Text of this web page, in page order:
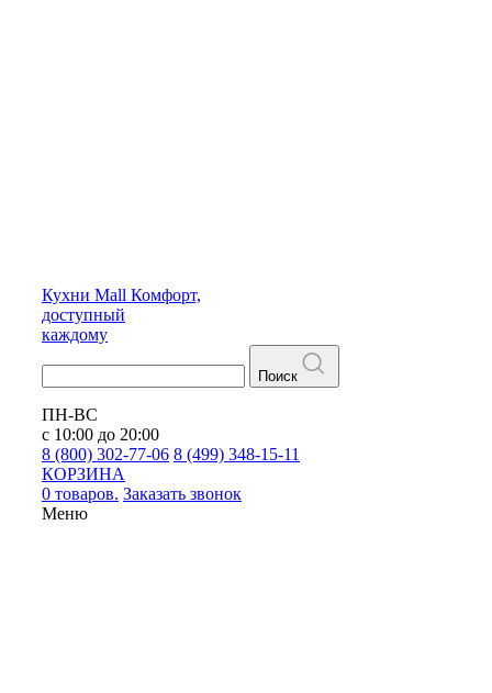
Кухни Mall Комфорт,
доступный
каждому
Поиск
ПН-ВС
с 10:00 до 20:00
8 (800) 302-77-06 8 (499) 348-15-11
КОРЗИНА
0 товаров. Заказать звонок
Меню